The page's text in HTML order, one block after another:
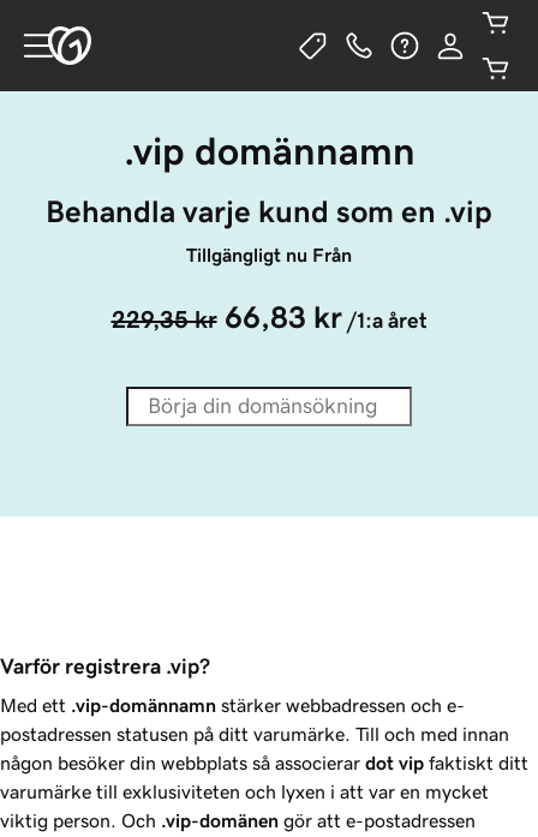
.vip domännamn
Behandla varje kund som en .vip
Tillgängligt nu Från
229,35 kr 66,83 kr /1:a året
Varför registrera .vip?
Med ett .vip-domännamn stärker webbadressen och e-
postadressen statusen på ditt varumärke. Till och med innan
någon besöker din webbplats så associerar dot vip faktiskt ditt
varumärke till exklusiviteten och lyxen i att var en mycket
viktig person. Och .vip-domänen gör att e-postadressen